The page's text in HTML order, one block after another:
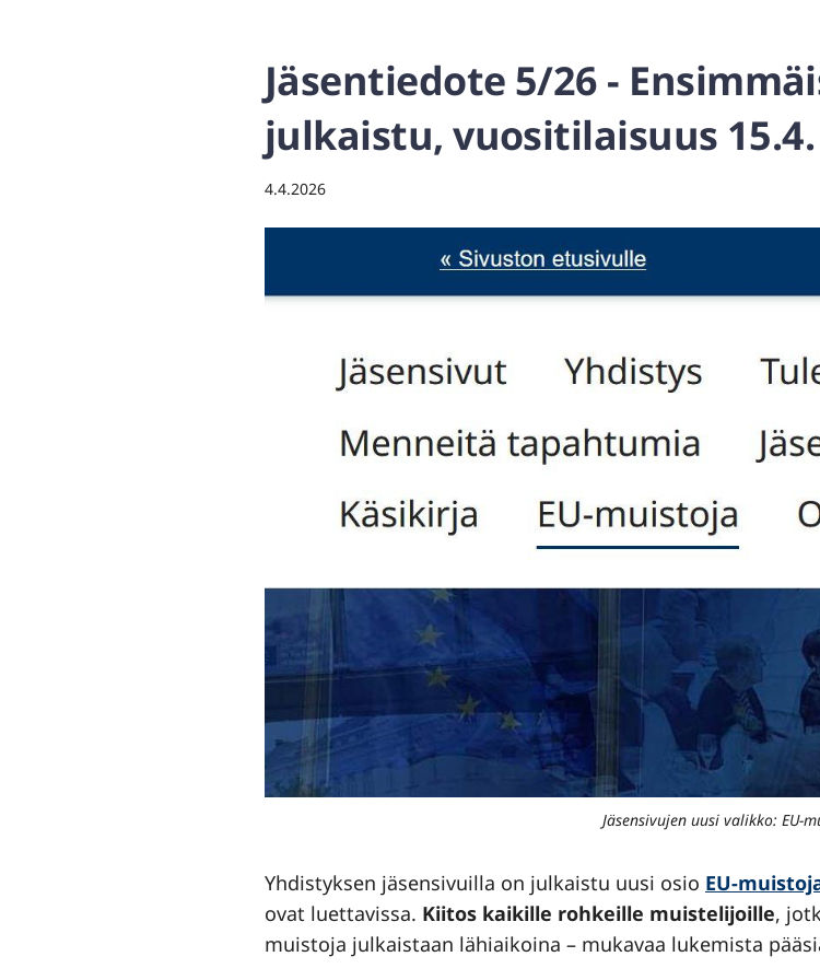
Jäsentiedote 5/26 -
julkaistu, vuositilaisuus 15.4.
4.4.2026
Jäsensivujen uusi valikko: EU-
Yhdistyksen jäsensivuilla on julkaistu uusi osio EU-
ovat luettavissa. Kiitos kaikille rohkeille muistelijoille,
muistoja julkaistaan lähiaikoina – mukavaa lukemista